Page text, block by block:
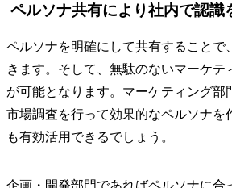
ペルソナ共有により社内で認識
ペルソナを明確にして共有することで
きます。そして、無駄のないマーケテ
が可能となります。マーケティング部
市場調査を行って効果的なペルソナを
も有効活用できるでしょう。